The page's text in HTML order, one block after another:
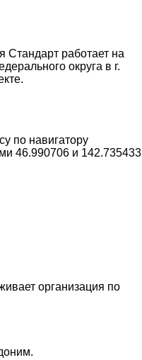
работает на
округа в г.
по навигатору
46.990706 и 142.735433
организация по